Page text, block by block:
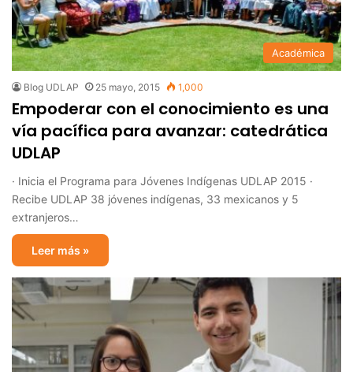
Académica
Blog UDLAP 25 mayo, 2015 1,000
Empoderar con el conocimiento es una
vía pacífica para avanzar: catedrática
UDLAP
· Inicia el Programa para Jóvenes Indígenas UDLAP 2015 ·
Recibe UDLAP 38 jóvenes indígenas, 33 mexicanos y 5
extranjeros…
Leer más »